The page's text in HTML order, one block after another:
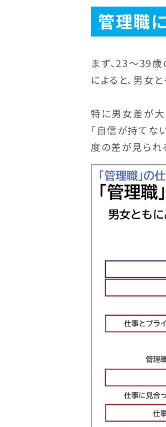
管理職
まず、23～39
によると、男女
特に男女差が大
「自信が持てな
度の差が見られ